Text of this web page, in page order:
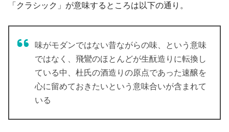
「クラシック」が意味するところは以下の通り。
味がモダンではない昔ながらの味、という意味
ではなく、飛鸞のほとんどが生酛造りに転換し
ている中、杜氏の酒造りの原点であった速醸を
心に留めておきたいという意味合いが含まれて
いる